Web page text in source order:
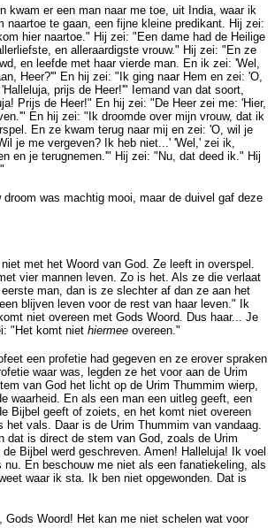
kwam er een man naar me toe, uit India, waar ik
naartoe te gaan, een fijne kleine predikant. Hij zei:
hier naartoe." Hij zei: "Een dame had de Heilige
en alleraardigste vrouw." Hij zei: "En ze
en leefde met haar vierde man. En ik zei: 'Wel,
Heer?'" En hij zei: "Ik ging naar Hem en zei: 'O,
prijs de Heer!'" Iemand van dat soort,
Prijs de Heer!" En hij zei: "De Heer zei me: 'Hier,
En hij zei: "Ik droomde over mijn vrouw, dat ik
En ze kwam terug naar mij en zei: 'O, wil je
je me vergeven? Ik heb niet...' 'Wel,' zei ik,
en je terugnemen.'" Hij zei: "Nu, dat deed ik." Hij
droom was machtig mooi, maar de duivel gaf deze
met het Woord van God. Ze leeft in overspel.
vier mannen leven. Zo is het. Als ze die verlaat
man, dan is ze slechter af dan ze aan het
blijven leven voor de rest van haar leven." Ik
niet overeen met Gods Woord. Dus haar... Je
"Het komt niet hiermee overeen."
een profetie had gegeven en ze erover spraken
waar was, legden ze het voor aan de Urim
van God het licht op de Urim Thummim wierp,
waarheid. En als een man een uitleg geeft, een
Bijbel geeft of zoiets, en het komt niet overeen
het vals. Daar is de Urim Thummim van vandaag.
dat is direct de stem van God, zoals de Urim
Bijbel werd geschreven. Amen! Halleluja! Ik voel
nu. En beschouw me niet als een fanatiekeling, als
waar ik sta. Ik ben niet opgewonden. Dat is
Gods Woord! Het kan me niet schelen wat voor